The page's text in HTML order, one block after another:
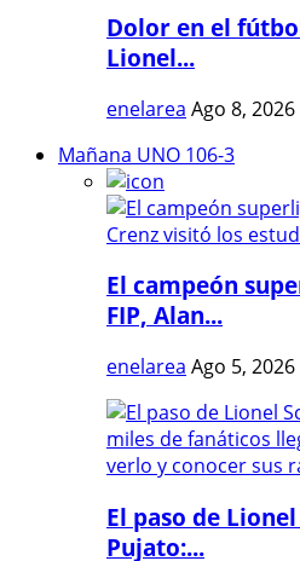
Dolor en el
Lionel...
enelarea Ago 8, 2026
Mañana UNO 106-3
El campeón
FIP, Alan...
enelarea Ago 5, 2026
El paso de
Pujato:...